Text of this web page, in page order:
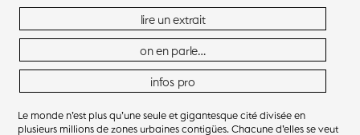
lire un extrait
on en parle…
infos pro
Le monde n’est plus qu’une seule et gigantesque cité divisée en
plusieurs millions de zones urbaines contigües. Chacune d’elles se veut